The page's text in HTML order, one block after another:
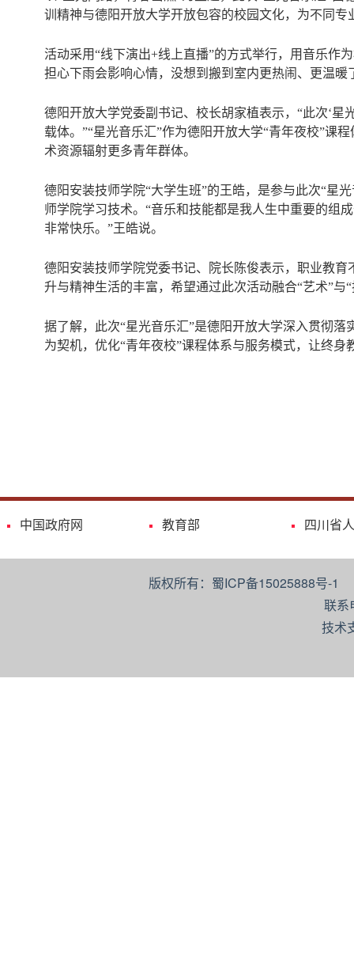
训精神与德阳开放大学开放包容的校园文化，为不同
活动采用“线下演出+线上直播”的方式举行， 用音乐作
担心下雨会影响心情，没想到搬到室内更热闹、更温暖
德阳开放大学党委副书记、校长胡家植表示， “此次‘星
载体。 ”“星光音乐汇”作为德阳开放大学“青年夜校”课
术资源辐射更多青年群体。
德阳安装技师学院“大学生班”的王皓，是参与此次“星
师学院学习技术。“音乐和技能都是我人生中重要的组
非常快乐。”王皓说。
德阳安装技师学院党委书记、院长陈俊表示，职业教育
升与精神生活的丰富，希望通过此次活动融合“艺术”
据了解，此次“星光音乐汇”是德阳开放大学深入贯彻
为契机，优化“青年夜校”课程体系与服务模式，让终
中国政府网 教育部 四川省
版权所有：蜀ICP备15025888号-
联系
技术